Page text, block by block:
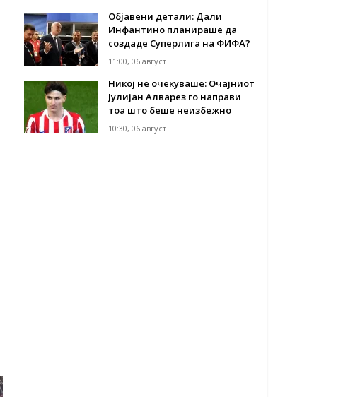
Објавени детали: Дали
Инфантино планираше да
создаде Суперлига на ФИФА?
11:00, 06 август
Никој не очекуваше: Очајниот
Јулијан Алварез го направи
тоа што беше неизбежно
10:30, 06 август